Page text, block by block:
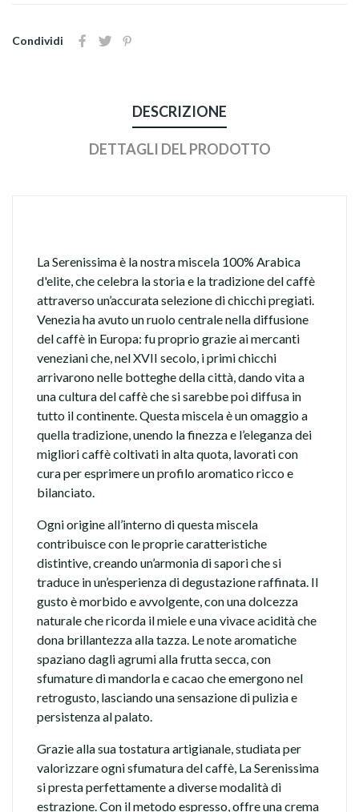
Condividi
DESCRIZIONE
DETTAGLI DEL PRODOTTO
La Serenissima è la nostra miscela 100% Arabica
d'elite, che celebra la storia e la tradizione del caffè
attraverso un’accurata selezione di chicchi pregiati.
Venezia ha avuto un ruolo centrale nella diffusione
del caffè in Europa: fu proprio grazie ai mercanti
veneziani che, nel XVII secolo, i primi chicchi
arrivarono nelle botteghe della città, dando vita a
una cultura del caffè che si sarebbe poi diffusa in
tutto il continente. Questa miscela è un omaggio a
quella tradizione, unendo la finezza e l’eleganza dei
migliori caffè coltivati in alta quota, lavorati con
cura per esprimere un profilo aromatico ricco e
bilanciato.
Ogni origine all’interno di questa miscela
contribuisce con le proprie caratteristiche
distintive, creando un’armonia di sapori che si
traduce in un’esperienza di degustazione raffinata. Il
gusto è morbido e avvolgente, con una dolcezza
naturale che ricorda il miele e una vivace acidità che
dona brillantezza alla tazza. Le note aromatiche
spaziano dagli agrumi alla frutta secca, con
sfumature di mandorla e cacao che emergono nel
retrogusto, lasciando una sensazione di pulizia e
persistenza al palato.
Grazie alla sua tostatura artigianale, studiata per
valorizzare ogni sfumatura del caffè, La Serenissima
si presta perfettamente a diverse modalità di
estrazione. Con il metodo espresso, offre una crema